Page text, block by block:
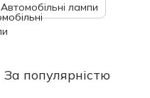
Автомобільні лампи
За популярністю